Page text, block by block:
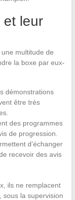
et leur
multitude de
la boxe par eux-
démonstrations
être très
des programmes
de progression.
d’échanger
recevoir des avis
ils ne remplacent
sous la supervision